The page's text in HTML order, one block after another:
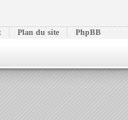
Plan du site PhpBB